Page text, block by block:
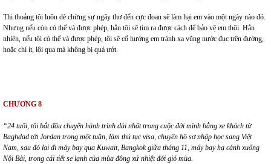
Thi thoảng tôi luôn dè chừng sự ngây thơ đến cực đoan sẽ làm hại em vào một ngày nào đó.
Nhưng nếu còn có thể và được phép, hẳn tôi sẽ tìm ra được cách để bảo vệ em thôi. Hẳn
nhiên, nếu tôi có thể và được phép, tôi sẽ cố hướng em tránh xa vũng nước đục trên đường,
hoặc chí ít, lội qua mà không bị quá ướt.
CHƯƠNG 8
“24 tuổi, tôi bắt đầu chuyến hành trình dài nhất trong cuộc đời mình bằng xe khách từ
Baghdad tới Jordan trong một tuần, làm thủ tục visa, chuyển hồ sơ nhập học sang Việt
Nam, sau đó lại đi máy bay qua Kuwait, Bangkok giữa tháng 11, máy bay hạ cánh xuống
Nội Bài, trong cái tiết se lạnh của mùa đông xứ nhiệt đới gió mùa.